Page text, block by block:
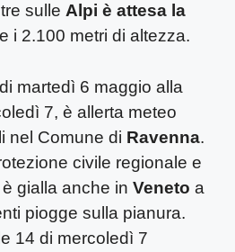
sulle Alpi è attesa la
i 2.100 metri di altezza.
martedì 6 maggio alla
7, è allerta meteo
nel Comune di Ravenna.
civile regionale e
è gialla anche in Veneto a
piogge sulla pianura.
14 di mercoledì 7